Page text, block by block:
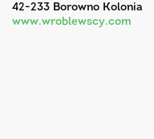
42-233 Borowno Kolonia
www.wroblewscy.com